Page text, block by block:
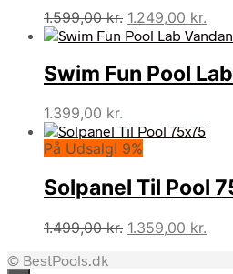
1.599,00kr. Den
oprindelige
var:
1.599,00 kr..
1.249,00 kr.
er:
Swim Fun Pool
1.399,00 kr.
På Udsalg! 9%
Solpanel Til Pool
1.499,00kr. Den
1.359,00 kr.
© BestPools.dk